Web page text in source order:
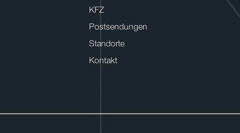
KFZ
Postsendungen
Standorte
Kontakt